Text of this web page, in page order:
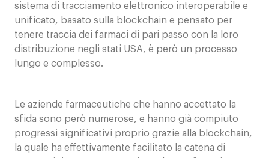
sistema di tracciamento elettronico interoperabile e
unificato, basato sulla blockchain e pensato per
tenere traccia dei farmaci di pari passo con la loro
distribuzione negli stati USA, è però un processo
lungo e complesso.
Le aziende farmaceutiche che hanno accettato la
sfida sono però numerose, e hanno già compiuto
progressi significativi proprio grazie alla blockchain,
la quale ha effettivamente facilitato la catena di